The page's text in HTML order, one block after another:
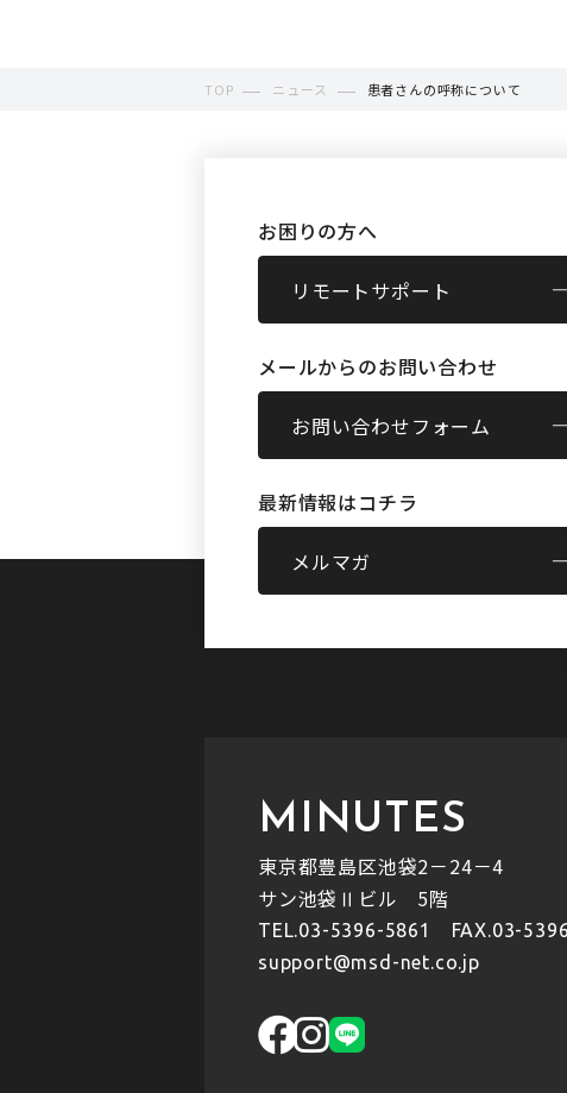
TOP ニュース 患者さんの呼称について
お困りの方へ
リモートサポート
メールからのお問い合わせ
お問い合わせフォーム
最新情報はコチラ
メルマガ
MINUTES
東京都豊島区池袋2－24－4
サン池袋Ⅱビル 5階
TEL.03-5396-5861
FAX.03-
support@msd-net.co.jp